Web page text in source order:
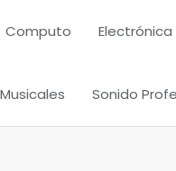
Computo
Sonido